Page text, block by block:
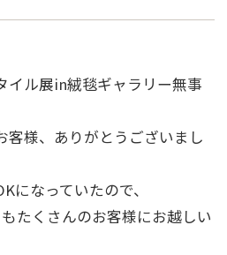
イル展in絨毯ギャラリー無事
客様、ありがとうございまし
になっていたので、
たくさんのお客様にお越しい